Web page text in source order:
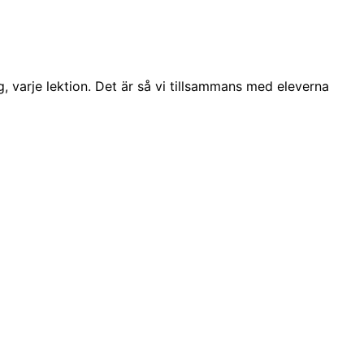
lektion. Det är så vi tillsammans med eleverna